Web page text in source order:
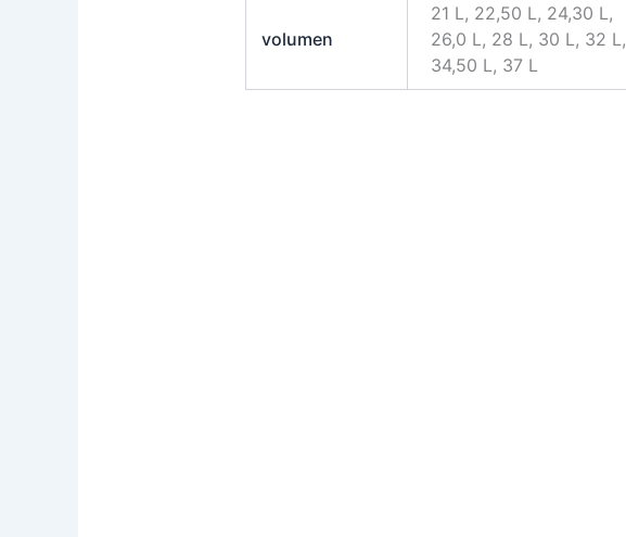
volumen
21 L, 22,50 L, 24,30 L,
26,0 L, 28 L, 30 L, 32 L,
34,50 L, 37 L